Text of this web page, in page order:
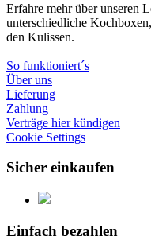
Erfahre mehr über unseren
unterschiedliche
den Kulissen.
So funktioniert´s
Über uns
Lieferung
Zahlung
Verträge hier kündigen
Cookie Settings
Sicher einkaufen
Einfach bezahlen